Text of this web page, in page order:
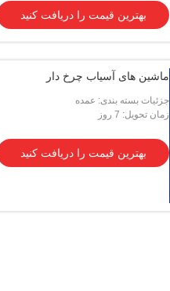
بهترین قیمت را دریافت کنید
ماشین های آسیاب چرخ دار
جزئیات بسته بندی: عمده
زمان تحویل: 7 روز
بهترین قیمت را دریافت کنید